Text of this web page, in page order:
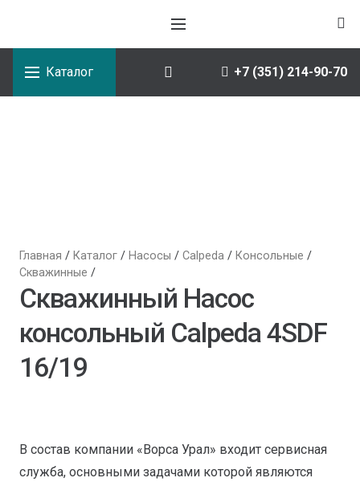
Каталог +7 (351) 214-90-70
Главная / Каталог / Насосы / Calpeda / Консольные /
Скважинные /
Скважинный Насос
консольный Calpeda 4SDF
16/19
В состав компании «Ворса Урал» входит сервисная
служба, основными задачами которой являются